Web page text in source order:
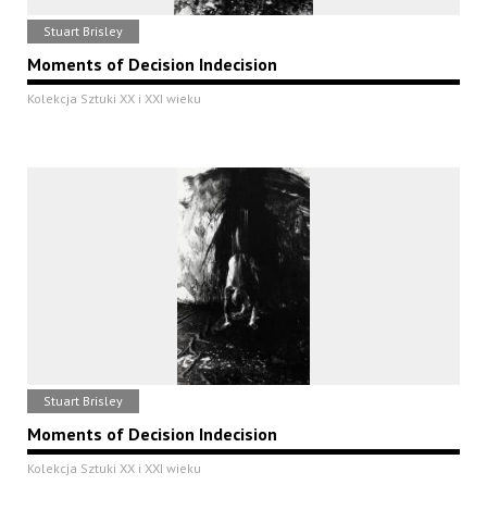
Stuart Brisley
Moments of Decision Indecision
Kolekcja Sztuki XX i XXI wieku
Stuart Brisley
Moments of Decision Indecision
Kolekcja Sztuki XX i XXI wieku